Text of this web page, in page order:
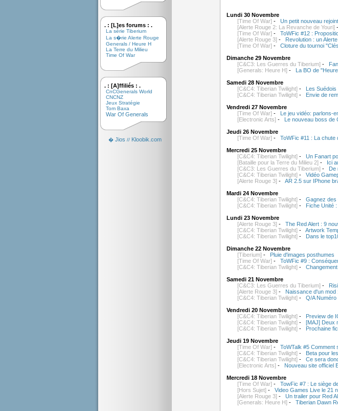
. : [L]es forums : .
La série Tiberium
La s�rie Alerte Rouge
Generals / Heure H
La Terre du Milieu
Time Of War
. : [A]ffiliés : .
CnCGenerals World
CNCNZ
Jeux Stratégie
Tom Baxa
War Of Generals
� Jios // Kloobik.com
Lundi 30 Novembre
[Time Of War] - Un petit nouveau
[Alerte Rouge 2: La Revanche de Youri]
[Time Of War] - ToWFic #12 :
[Alerte Rouge 3] -
Revolution : un
[Time Of War] - Cloture du tournoi
Dimanche 29 Novembre
[C&C3: Les Guerres du Tiberium] -
[Generals: Heure H] -
La BO de
Samedi 28 Novembre
[C&C4: Tiberian Twilight] -
Les
[C&C4: Tiberian Twilight] -
Envie de
Vendredi 27 Novembre
[Time Of War] -
Le jeu vidéo: parlons-
[Electronic Arts] -
Le nouveau boss de
Jeudi 26 Novembre
[Time Of War] - ToWFic #11 : La chute
Mercredi 25 Novembre
[C&C4: Tiberian Twilight] - Un Fanart
[Bataille pour la Terre du Milieu 2] -
Ici
[C&C3: Les Guerres du Tiberium] -
De
[C&C4: Tiberian Twilight] - Vidéo
[Alerte Rouge 3] - AR 2.5 sur IPhone
Mardi 24 Novembre
[C&C4: Tiberian Twilight] - Gagnez des
[C&C4: Tiberian Twilight] -
Fiche Unité
Lundi 23 Novembre
[Alerte Rouge 3] - The Red Alert : 9
[C&C4: Tiberian Twilight] - Artwork
[C&C4: Tiberian Twilight] -
Dans le
Dimanche 22 Novembre
[Tiberium] -
Pluie d'images posthumes
[Time Of War] - ToWFic #9 :
[C&C4: Tiberian Twilight] -
Samedi 21 Novembre
[C&C3: Les Guerres du Tiberium] -
[Alerte Rouge 3] -
Naissance d'un mod
[C&C4: Tiberian Twilight] - Q/A Numéro
Vendredi 20 Novembre
[C&C4: Tiberian Twilight] -
Preview de
[C&C4: Tiberian Twilight] - [MAJ] Deux
[C&C4: Tiberian Twilight] -
Prochaine
Jeudi 19 Novembre
[Time Of War] - ToWTalk #5 Comment
[C&C4: Tiberian Twilight] -
Beta pour
[C&C4: Tiberian Twilight] - Ce sera
[Electronic Arts] -
Nouveau site officiel
Mercredi 18 Novembre
[Time Of War] - TowFic #7 : Le siège
[Hors Sujet] - Video Games Live le 21
[Alerte Rouge 3] - Un trailer pour Red
[Generals: Heure H] - Tiberian Dawn